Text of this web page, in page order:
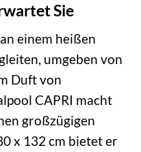
Sie
einem heißen
umgeben von
Duft von
CAPRI macht
großzügigen
x 132 cm bietet er